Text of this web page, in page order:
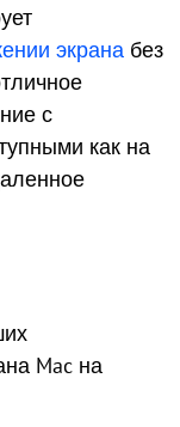
экрана без
с
как на
Mac на